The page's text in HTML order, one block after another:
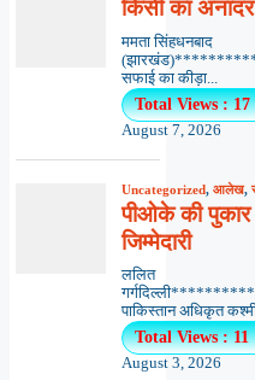
किसी का अनादर
ममता सिंहधनबाद
सफाई का कीड़ा...
Total Views : 17
August 7, 2026
Uncategorized, आलेख,
पीओके की पुकार
जिम्मेदारी
ललित
पाकिस्तान अधिकृत
Total Views : 11
August 3, 2026